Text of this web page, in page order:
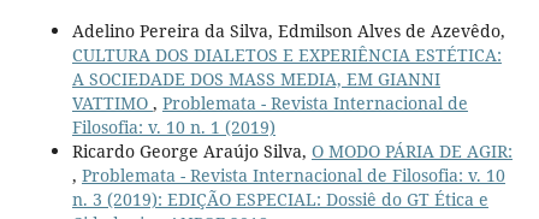
Adelino Pereira da Silva, Edmilson Alves de Azevêdo,
CULTURA DOS DIALETOS E EXPERIÊNCIA ESTÉTICA:
A SOCIEDADE DOS MASS MEDIA, EM GIANNI
VATTIMO , Problemata - Revista Internacional de
Filosofia: v. 10 n. 1 (2019)
Ricardo George Araújo Silva, O MODO PÁRIA DE AGIR:
, Problemata - Revista Internacional de Filosofia: v. 10
n. 3 (2019): EDIÇÃO ESPECIAL: Dossiê do GT Ética e